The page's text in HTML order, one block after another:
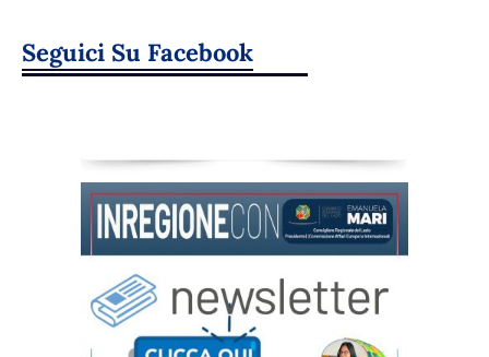
Seguici Su Facebook